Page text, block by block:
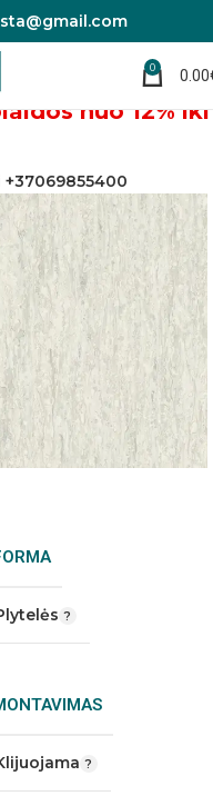
0 0.00
nuo 12% iki
+37069855400